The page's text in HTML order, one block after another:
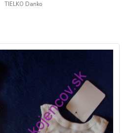
TIELKO Danko